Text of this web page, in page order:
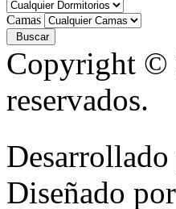
Camas
Copyright ©
reservados.
Diseñado por